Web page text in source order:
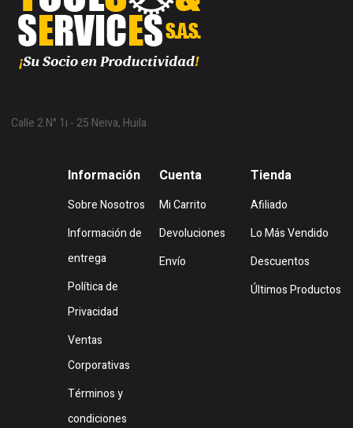
Calle 2 N° 1i - 25 Neiva, Huila
Información
Sobre Nosotros
Información de
entrega
Política de
Privacidad
Ventas
Corporativas
Términos y
condiciones
Cuenta
Mi Carrito
Devoluciones
Envío
Tienda
Afiliado
Lo Más Vendido
Descuentos
Últimos Productos